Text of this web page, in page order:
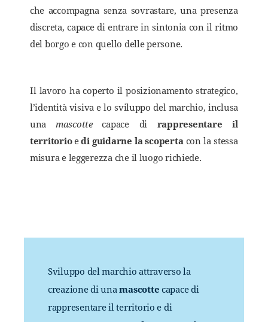
che accompagna senza sovrastare, una presenza
discreta, capace di entrare in sintonia con il ritmo
del borgo e con quello delle persone.
Il lavoro ha coperto il posizionamento strategico,
l’identità visiva e lo sviluppo del marchio, inclusa
una mascottecapace di rappresentare il
territorioedi guidarne la scopertacon la stessa
misura e leggerezza che il luogo richiede.
Sviluppo del marchio attraverso la
creazione di unamascotte capace di
rappresentare il territorio e di